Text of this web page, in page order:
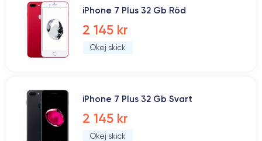
iPhone 7 Plus 32 Gb Röd
2 145 kr
Okej skick
iPhone 7 Plus 32 Gb Svart
2 145 kr
Okej skick